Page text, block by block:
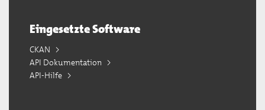
Eingesetzte Software
CKAN
API Dokumentation
API-Hilfe